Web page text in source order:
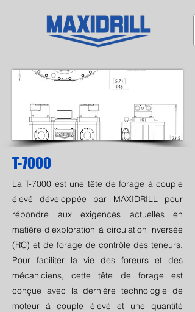
T-7000
La T-7000 est une tête de forage à couple
élevé développée par MAXIDRILL pour
répondre aux exigences actuelles en
matière d'exploration à circulation inversée
(RC) et de forage de contrôle des teneurs.
Pour faciliter la vie des foreurs et des
mécaniciens, cette tête de forage est
conçue avec la dernière technologie de
moteur à couple élevé et une quantité